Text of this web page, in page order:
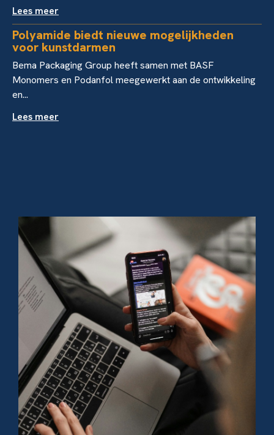
Lees meer
Polyamide biedt nieuwe mogelijkheden
voor kunstdarmen
Bema Packaging Group heeft samen met BASF
Monomers en Podanfol meegewerkt aan de ontwikkeling
en...
Lees meer